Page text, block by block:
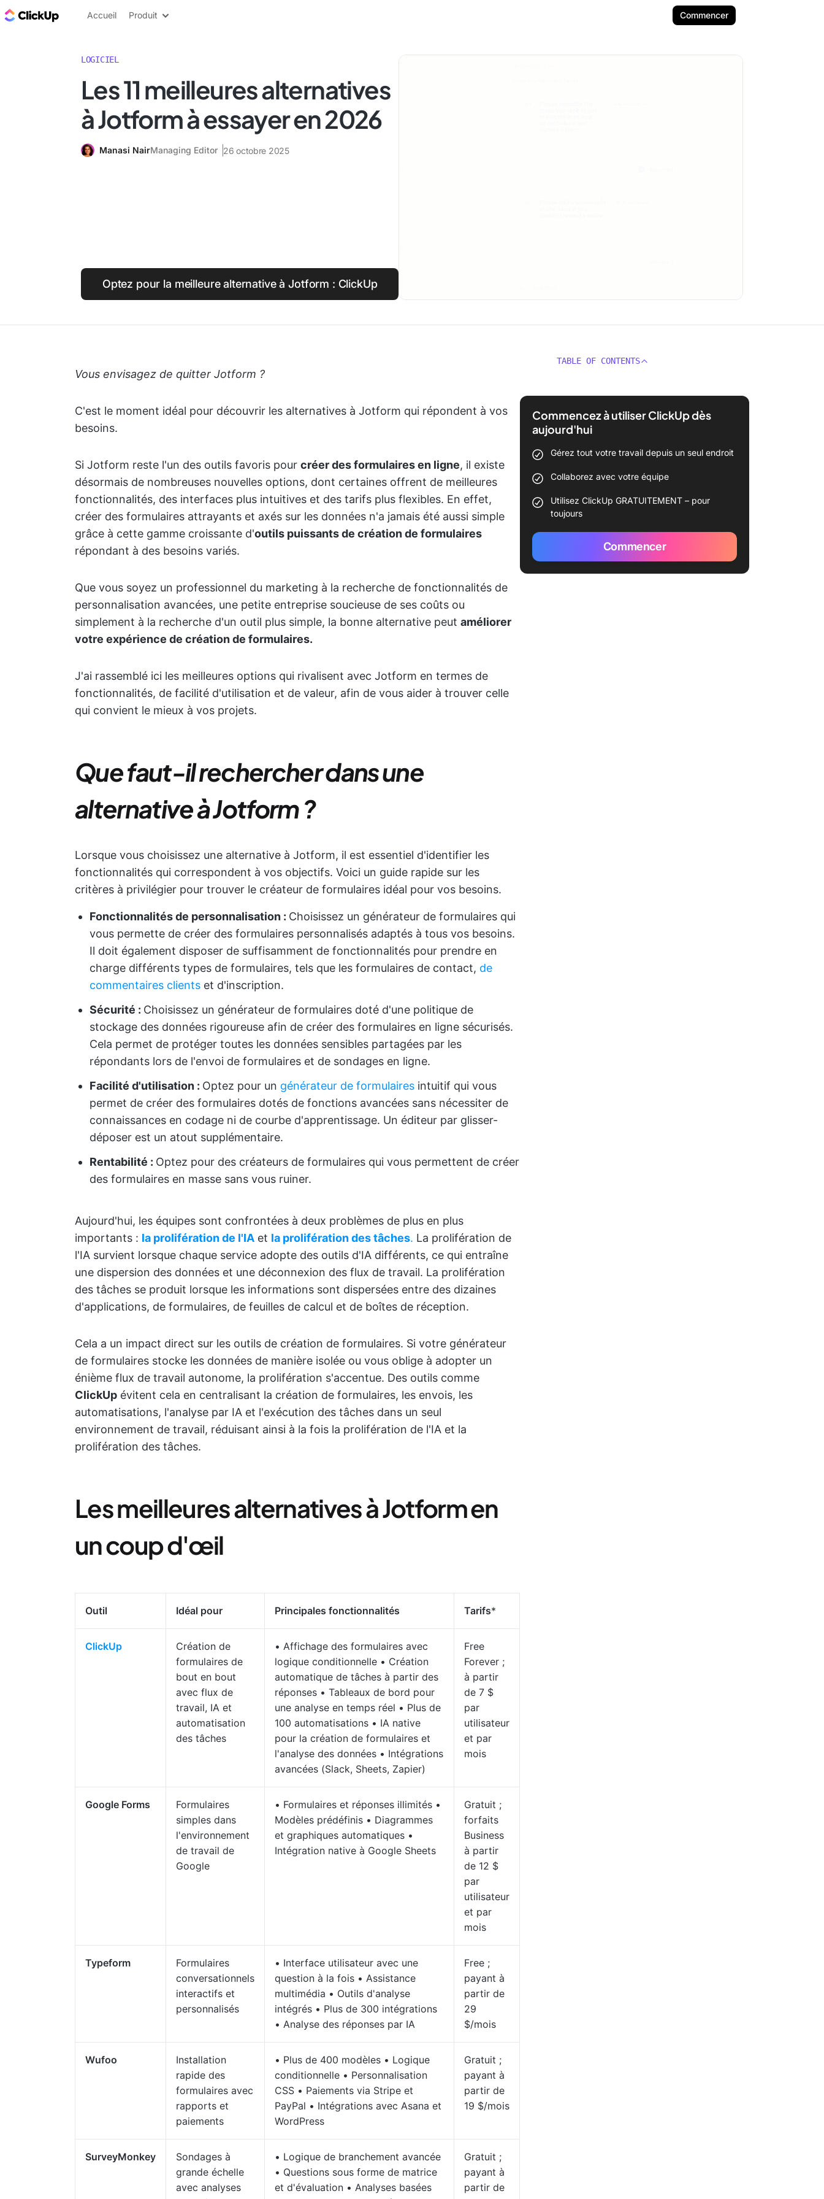
ClickUp Blog
Accueil Produit Commencer
LOGICIEL
Les 11 meilleures alternatives
à Jotform à essayer en 2026
Manasi NairManaging Editor 26 octobre 2025
Optez pour la meilleure alternative à Jotform : ClickUp
Vous envisagez de quitter Jotform ?
C'est le moment idéal pour découvrir les alternatives à Jotform qui répondent à vos
besoins.
Si Jotform reste l'un des outils favoris pour créer des formulaires en ligne, il existe
désormais de nombreuses nouvelles options, dont certaines offrent de meilleures
fonctionnalités, des interfaces plus intuitives et des tarifs plus flexibles. En effet,
créer des formulaires attrayants et axés sur les données n'a jamais été aussi simple
grâce à cette gamme croissante d'outils puissants de création de formulaires
répondant à des besoins variés.
Que vous soyez un professionnel du marketing à la recherche de fonctionnalités de
personnalisation avancées, une petite entreprise soucieuse de ses coûts ou
simplement à la recherche d'un outil plus simple, la bonne alternative peut améliorer
votre expérience de création de formulaires.
J'ai rassemblé ici les meilleures options qui rivalisent avec Jotform en termes de
fonctionnalités, de facilité d'utilisation et de valeur, afin de vous aider à trouver celle
qui convient le mieux à vos projets.
Que faut-il rechercher dans une
alternative à Jotform ?
Lorsque vous choisissez une alternative à Jotform, il est essentiel d'identifier les
fonctionnalités qui correspondent à vos objectifs. Voici un guide rapide sur les
critères à privilégier pour trouver le créateur de formulaires idéal pour vos besoins.
Fonctionnalités de personnalisation : Choisissez un générateur de formulaires qui
vous permette de créer des formulaires personnalisés adaptés à tous vos besoins.
Il doit également disposer de suffisamment de fonctionnalités pour prendre en
charge différents types de formulaires, tels que les formulaires de contact, de
commentaires clients et d'inscription.
Sécurité : Choisissez un générateur de formulaires doté d'une politique de
stockage des données rigoureuse afin de créer des formulaires en ligne sécurisés.
Cela permet de protéger toutes les données sensibles partagées par les
répondants lors de l'envoi de formulaires et de sondages en ligne.
Facilité d'utilisation : Optez pour un générateur de formulaires intuitif qui vous
permet de créer des formulaires dotés de fonctions avancées sans nécessiter de
connaissances en codage ni de courbe d'apprentissage. Un éditeur par glisser-
déposer est un atout supplémentaire.
Rentabilité : Optez pour des créateurs de formulaires qui vous permettent de créer
des formulaires en masse sans vous ruiner.
Aujourd'hui, les équipes sont confrontées à deux problèmes de plus en plus
importants : la prolifération de l'IA et la prolifération des tâches. La prolifération de
l'IA survient lorsque chaque service adopte des outils d'IA différents, ce qui entraîne
une dispersion des données et une déconnexion des flux de travail. La prolifération
des tâches se produit lorsque les informations sont dispersées entre des dizaines
d'applications, de formulaires, de feuilles de calcul et de boîtes de réception.
Cela a un impact direct sur les outils de création de formulaires. Si votre générateur
de formulaires stocke les données de manière isolée ou vous oblige à adopter un
énième flux de travail autonome, la prolifération s'accentue. Des outils comme
ClickUp évitent cela en centralisant la création de formulaires, les envois, les
automatisations, l'analyse par IA et l'exécution des tâches dans un seul
environnement de travail, réduisant ainsi à la fois la prolifération de l'IA et la
prolifération des tâches.
Les meilleures alternatives à Jotform en
un coup d'œil
Outil Idéal pour Principales fonctionnalités Tarifs*
ClickUp
Création de
formulaires de
bout en bout
avec flux de
travail, IA et
automatisation
des tâches
• Affichage des formulaires avec
logique conditionnelle • Création
automatique de tâches à partir des
réponses • Tableaux de bord pour
une analyse en temps réel • Plus de
100 automatisations • IA native
pour la création de formulaires et
l'analyse des données • Intégrations
avancées (Slack, Sheets, Zapier)
Free
Forever ;
à partir
de 7 $
par
utilisateur
et par
mois
Google Forms
Formulaires
simples dans
l'environnement
de travail de
Google
• Formulaires et réponses illimités •
Modèles prédéfinis • Diagrammes
et graphiques automatiques •
Intégration native à Google Sheets
Gratuit ;
forfaits
Business
à partir
de 12 $
par
utilisateur
et par
mois
Typeform
Formulaires
conversationnels
interactifs et
personnalisés
• Interface utilisateur avec une
question à la fois • Assistance
multimédia • Outils d'analyse
intégrés • Plus de 300 intégrations
• Analyse des réponses par IA
Free ;
payant à
partir de
29
$/mois
Wufoo
Installation
rapide des
formulaires avec
rapports et
paiements
• Plus de 400 modèles • Logique
conditionnelle • Personnalisation
CSS • Paiements via Stripe et
PayPal • Intégrations avec Asana et
WordPress
Gratuit ;
payant à
partir de
19 $/mois
SurveyMonkey
Sondages à
grande échelle
avec analyses
• Logique de branchement avancée
• Questions sous forme de matrice
et d'évaluation • Analyses basées
Gratuit ;
payant à
partir de
TABLE OF CONTENTS
Commencez à utiliser ClickUp dès
aujourd'hui
Gérez tout votre travail depuis un seul endroit
Collaborez avec votre équipe
Utilisez ClickUp GRATUITEMENT – pour
toujours
Commencer